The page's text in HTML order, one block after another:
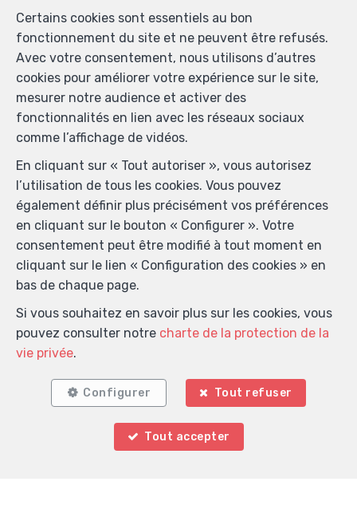
Localiser sur la carte
Certains cookies sont essentiels au bon
fonctionnement du site et ne peuvent être refusés.
Avec votre consentement, nous utilisons d’autres
cookies pour améliorer votre expérience sur le site,
mesurer notre audience et activer des
fonctionnalités en lien avec les réseaux sociaux
comme l’affichage de vidéos.
En cliquant sur « Tout autoriser », vous autorisez
l’utilisation de tous les cookies. Vous pouvez
également définir plus précisément vos préférences
en cliquant sur le bouton « Configurer ». Votre
consentement peut être modifié à tout moment en
cliquant sur le lien « Configuration des cookies » en
bas de chaque page.
Si vous souhaitez en savoir plus sur les cookies, vous
pouvez consulter notre charte de la protection de la
vie privée.
Configurer Tout refuser
Tout accepter